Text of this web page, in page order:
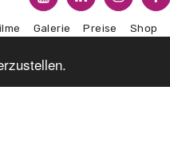
Galerie Preise Shop